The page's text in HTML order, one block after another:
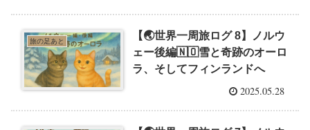
旅の足あと
【🌏世界一周旅ログ 8】ノルウ
ェー後編🇳🇴雪と奇跡のオーロ
ラ、そしてフィンランドへ
2025.05.28